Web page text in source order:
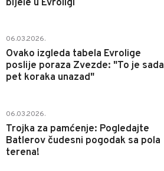
bijele u Evroligi
06.03.2026.
Ovako izgleda tabela Evrolige
poslije poraza Zvezde: "To je sada
pet koraka unazad"
06.03.2026.
Trojka za pamćenje: Pogledajte
Batlerov čudesni pogodak sa pola
terena!